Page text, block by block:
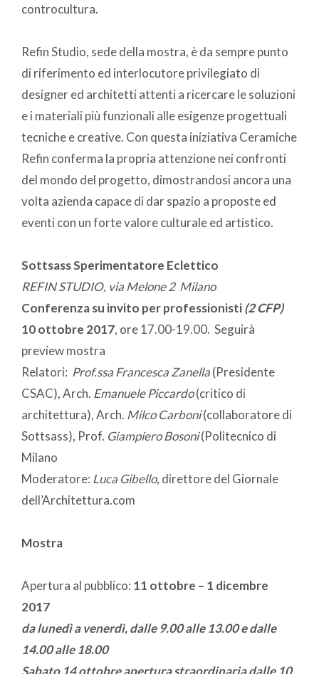
controcultura.
Refin Studio, sede della mostra, è da sempre punto
di riferimento ed interlocutore privilegiato di
designer ed architetti attenti a ricercare le soluzioni
e i materiali più funzionali alle esigenze progettuali
tecniche e creative. Con questa iniziativa Ceramiche
Refin conferma la propria attenzione nei confronti
del mondo del progetto, dimostrandosi ancora una
volta azienda capace di dar spazio a proposte ed
eventi con un forte valore culturale ed artistico.
Sottsass Sperimentatore Eclettico
REFIN STUDIO, via Melone 2 Milano
Conferenza su invito per professionisti(2 CFP)
10 ottobre 2017, ore 17.00-19.00. Seguirà
preview mostra
Relatori: Prof.ssa Francesca Zanella(Presidente
CSAC), Arch. Emanuele Piccardo(critico di
architettura), Arch. Milco Carboni(collaboratore di
Sottsass), Prof. Giampiero Bosoni(Politecnico di
Milano
Moderatore: Luca Gibello, direttore del Giornale
dell’Architettura.com
Mostra
Apertura al pubblico: 11 ottobre – 1 dicembre
2017
da lunedì a venerdì, dalle 9.00 alle 13.00 e dalle
14.00 alle 18.00
Sabato 14 ottobre apertura straordinaria dalle 10